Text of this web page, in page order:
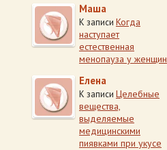
Маша
К записи Когда
наступает
естественная
менопауза у женщин
Елена
К записи Целебные
вещества,
выделяемые
медицинскими
пиявками при укусе